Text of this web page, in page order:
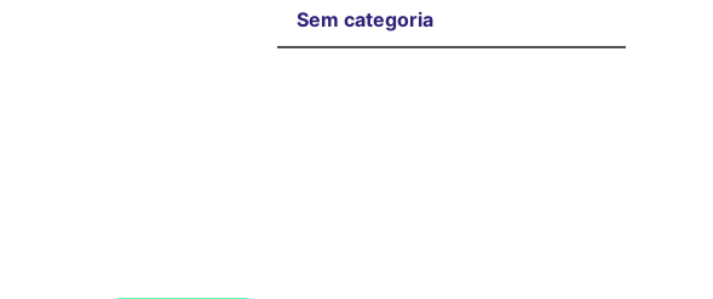
Sem categoria